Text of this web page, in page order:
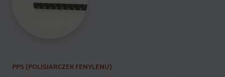
PA (POLIAMID)